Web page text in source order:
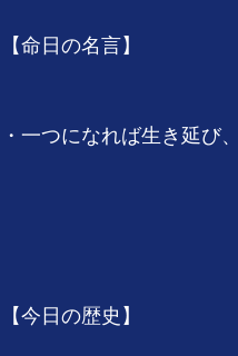
【命日の名言】
・一つになれば生き延び
李承晩（
韓国
【今日の歴史】